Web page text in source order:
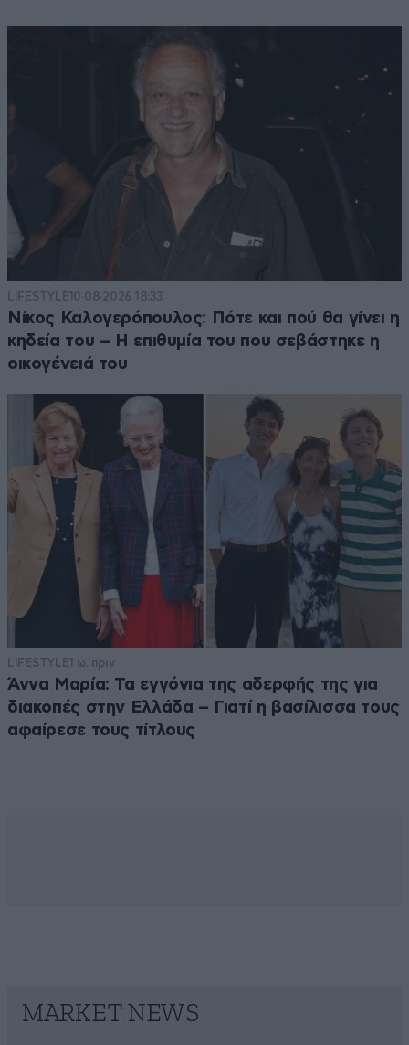
LIFESTYLE10·08·2026 18:33
Νίκος Καλογερόπουλος: Πότε και πού θα γίνει η
κηδεία του – Η επιθυμία του που σεβάστηκε η
οικογένειά του
LIFESTYLE1 ω. πριν
Άννα Μαρία: Τα εγγόνια της αδερφής της για
διακοπές στην Ελλάδα – Γιατί η βασίλισσα τους
αφαίρεσε τους τίτλους
MARKET NEWS